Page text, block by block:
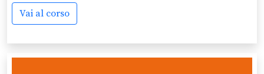
Vai al corso